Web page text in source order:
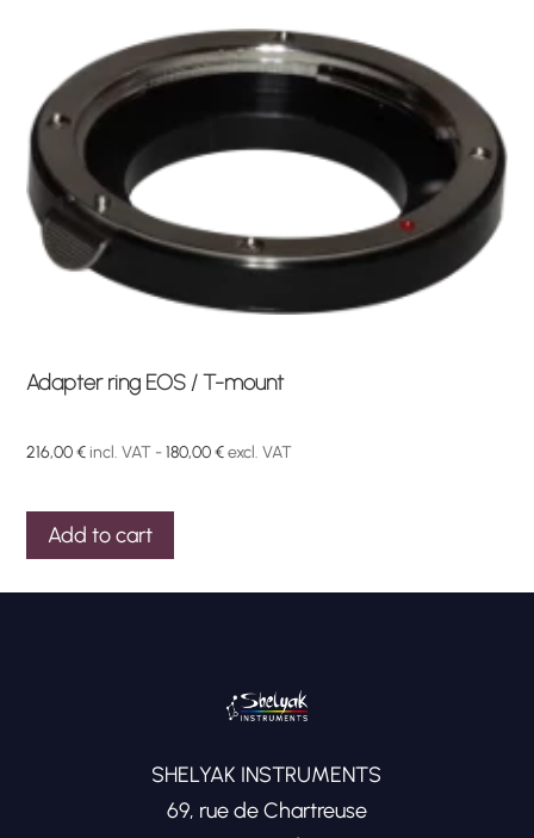
Adapter ring EOS / T-mount
216,00€ incl. VAT -180,00€excl. VAT
Add to cart
SHELYAK INSTRUMENTS
69, rue de Chartreuse